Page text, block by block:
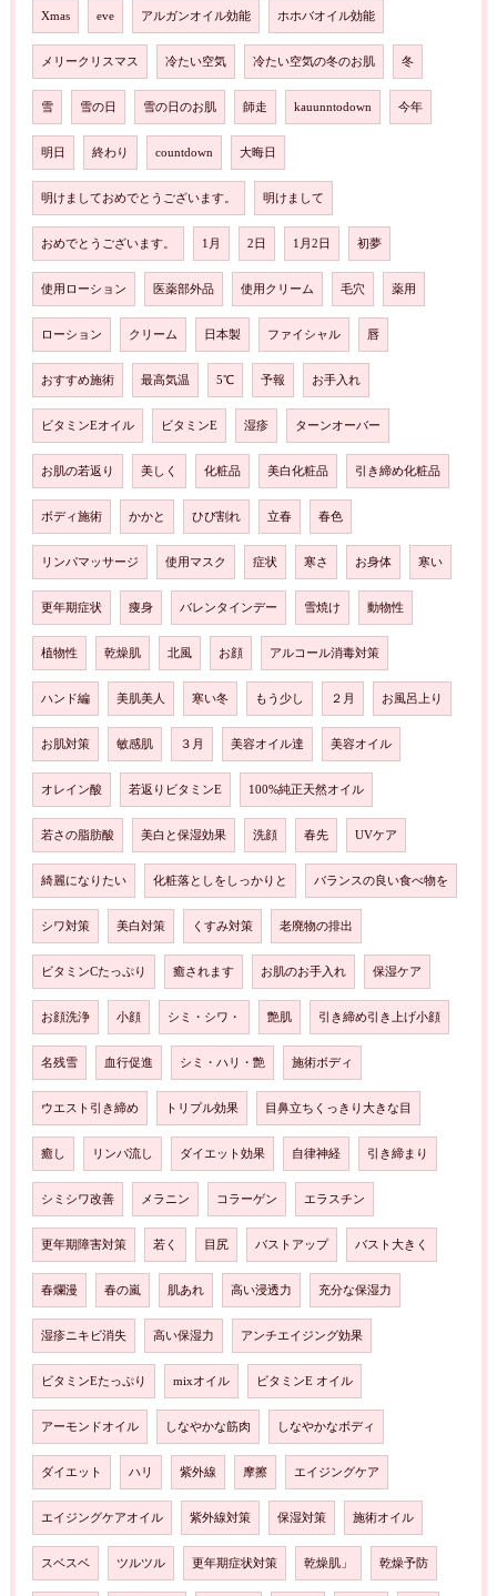
Xmas eve アルガンオイル効能 ホホバオイル効能
メリークリスマス 冷たい空気 冷たい空気の冬のお肌 冬
雪 雪の日 雪の日のお肌 師走 kauunntodown 今年
明日 終わり countdown 大晦日
明けましておめでとうございます。 明けまして
おめでとうございます。 1月 2日 1月2日 初夢
使用ローション 医薬部外品 使用クリーム 毛穴 薬用
ローション クリーム 日本製 ファイシャル 唇
おすすめ施術 最高気温 5℃ 予報 お手入れ
ビタミンEオイル ビタミンE 湿疹 ターンオーバー
お肌の若返り 美しく 化粧品 美白化粧品 引き締め化粧品
ボディ施術 かかと ひび割れ 立春 春色
リンパマッサージ 使用マスク 症状 寒さ お身体 寒い
更年期症状 痩身 バレンタインデー 雪焼け 動物性
植物性 乾燥肌 北風 お顔 アルコール消毒対策
ハンド編 美肌美人 寒い冬 もう少し ２月 お風呂上り
お肌対策 敏感肌 ３月 美容オイル達 美容オイル
オレイン酸 若返りビタミンE 100%純正天然オイル
若さの脂肪酸 美白と保湿効果 洗顔 春先 UVケア
綺麗になりたい 化粧落としをしっかりと バランスの良い食べ物を
シワ対策 美白対策 くすみ対策 老廃物の排出
ビタミンCたっぷり 癒されます お肌のお手入れ 保湿ケア
お顔洗浄 小顔 シミ・シワ・ 艶肌 引き締め引き上げ小顔
名残雪 血行促進 シミ・ハリ・艶 施術ボディ
ウエスト引き締め トリプル効果 目鼻立ちくっきり大きな目
癒し リンパ流し ダイエット効果 自律神経 引き締まり
シミシワ改善 メラニン コラーゲン エラスチン
更年期障害対策 若く 目尻 バストアップ バスト大きく
春爛漫 春の嵐 肌あれ 高い浸透力 充分な保湿力
湿疹ニキビ消失 高い保湿力 アンチエイジング効果
ビタミンEたっぷり mixオイル ビタミンE オイル
アーモンドオイル しなやかな筋肉 しなやかなボディ
ダイエット ハリ 紫外線 摩擦 エイジングケア
エイジングケアオイル 紫外線対策 保湿対策 施術オイル
スベスベ ツルツル 更年期症状対策 乾燥肌」 乾燥予防